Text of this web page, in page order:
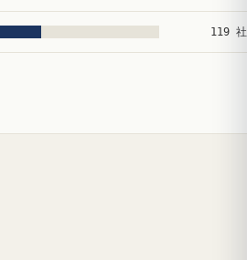
119 社